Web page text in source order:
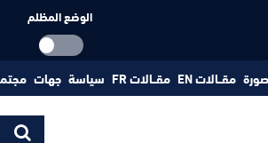
الوضع المظلم
مقــالات EN مقــالات FR سياسة جهات